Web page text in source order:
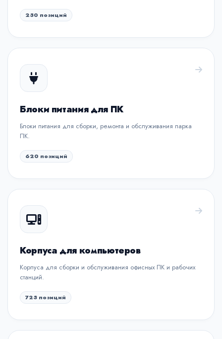
230 позиций
Блоки питания для ПК
Блоки питания для сборки, ремонта и обслуживания парка
ПК.
620 позиций
Корпуса для компьютеров
Корпуса для сборки и обслуживания офисных ПК и рабочих
станций.
723 позиций